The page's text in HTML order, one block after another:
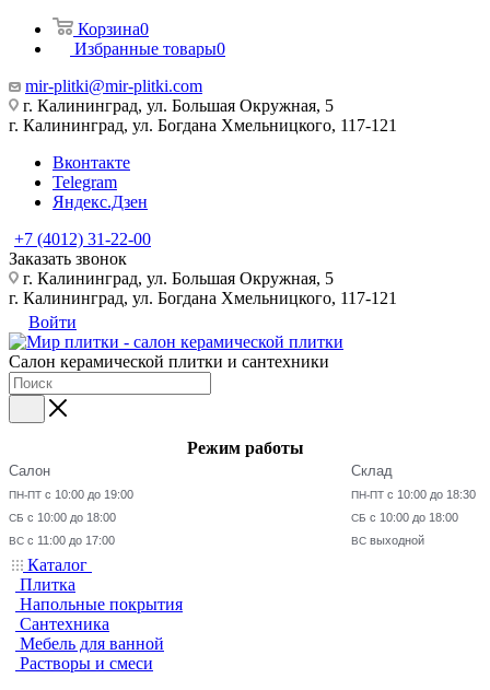
Корзина0
Избранные товары0
mir-plitki@mir-plitki.com
г. Калининград, ул. Большая Окружная, 5
г. Калининград, ул. Богдана Хмельницкого, 117-121
Вконтакте
Telegram
Яндекс.Дзен
+7 (4012) 31-22-00
Заказать звонок
г. Калининград, ул. Большая Окружная, 5
г. Калининград, ул. Богдана Хмельницкого, 117-121
Войти
Салон керамической плитки и сантехники
Режим работы
Салон
ПН-ПТ с 10:00 до 19:00
СБ с 10:00 до 18:00
ВС с 11:00 до 17:00
Склад
ПН-ПТ с 10:00 до 18:30
СБ с 10:00 до 18:00
ВС выходной
Каталог
Плитка
Напольные покрытия
Сантехника
Мебель для ванной
Растворы и смеси